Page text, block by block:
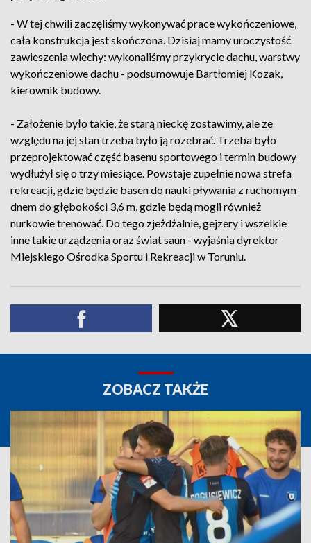
- W tej chwili zaczęliśmy wykonywać prace wykończeniowe,
cała konstrukcja jest skończona. Dzisiaj mamy uroczystość
zawieszenia wiechy: wykonaliśmy przykrycie dachu, warstwy
wykończeniowe dachu - podsumowuje Bartłomiej Kozak,
kierownik budowy.
- Założenie było takie, że starą nieckę zostawimy, ale ze
względu na jej stan trzeba było ją rozebrać. Trzeba było
przeprojektować część basenu sportowego i termin budowy
wydłużył się o trzy miesiące. Powstaje zupełnie nowa strefa
rekreacji, gdzie będzie basen do nauki pływania z ruchomym
dnem do głębokości 3,6 m, gdzie będą mogli również
nurkowie trenować. Do tego zjeżdżalnie, gejzery i wszelkie
inne takie urządzenia oraz świat saun - wyjaśnia dyrektor
Miejskiego Ośrodka Sportu i Rekreacji w Toruniu.
ZOBACZ TAKŻE